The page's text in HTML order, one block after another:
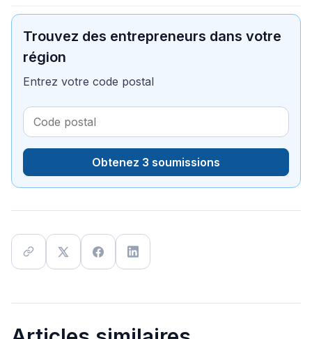
Trouvez des entrepreneurs dans votre
région
Entrez votre code postal
Obtenez 3 soumissions